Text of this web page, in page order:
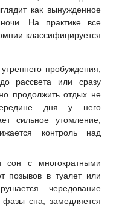
как вынужденное
На практике все
классифицируется
пробуждения,
рассвета или сразу
продолжить отдых не
дня у него
сильное утомление,
контроль над
сон с многократными
позывов в туалет или
чередование
сна, замедляется